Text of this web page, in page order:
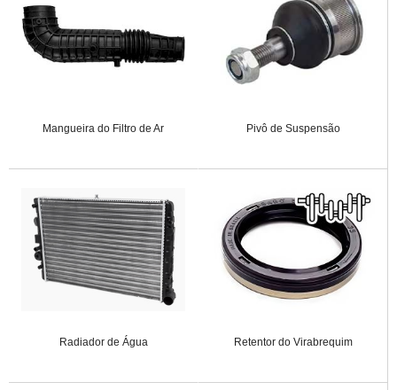
Mangueira do Filtro de Ar Pivô de Suspensão
Radiador de Água Retentor do Virabrequim